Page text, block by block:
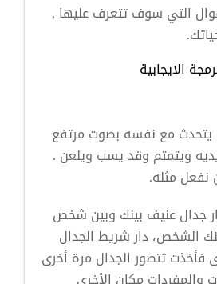
التي سوف تتعرف عليها ,
الايجابية
مع نفسه بصوت مرتفع
ويتمتم وقد يسب ويلعن .
نفعل مثله.
جدال عنيف بينك وبين شخص
الشخص، دار شريط الجدال
تتصور الجدال مرة أخرى